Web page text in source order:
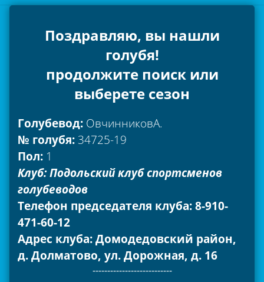
Поздравляю, вы нашли
голубя!
продолжите поиск или
выберете сезон
Голубевод: ОвчинниковА.
№ голубя: 34725-19
Пол: 1
Клуб: Подольский клуб спортсменов
голубеводов
Телефон председателя клуба: 8-910-
471-60-12
Адрес клуба: Домодедовский район,
д. Долматово, ул. Дорожная, д. 16
---------------------------